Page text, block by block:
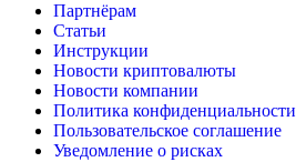
Партнёрам
Статьи
Инструкции
Новости криптовалюты
Новости компании
Политика конфиденциальности
Пользовательское соглашение
Уведомление о рисках